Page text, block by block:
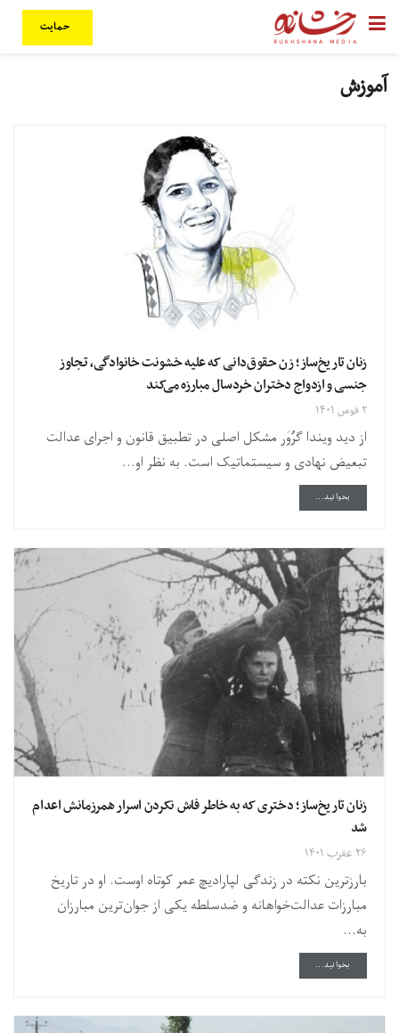
حمایت
آموزش
زنان تاریخ‌ساز؛ زن حقوق‌دانی که علیه خشونت‌ خانوادگی، تجاوز
جنسی و ازدواج دختران خردسال مبارزه می‌کند
۲ قوس ۱۴۰۱
از دید ویندا گرُوَر مشکل اصلی در تطبیق قانون و اجرای عدالت
تبعیض نهادی و سیستماتیک است. به نظر او...
بخوانید...
زنان تاریخ‌ساز؛ دختری که به خاطر فاش نکردن اسرار همرزمانش اعدام
شد
۲۶ عقرب ۱۴۰۱
بارزترین نکته در زندگی لپارادیچ عمر کوتاه اوست. او در تاریخ
مبارزات عدالت‌خواهانه و ضدسلطه یکی از جوان‌ترین مبارزان
به...
بخوانید...